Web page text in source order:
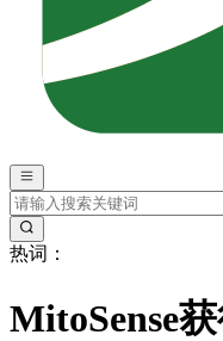
热词：
MitoSense